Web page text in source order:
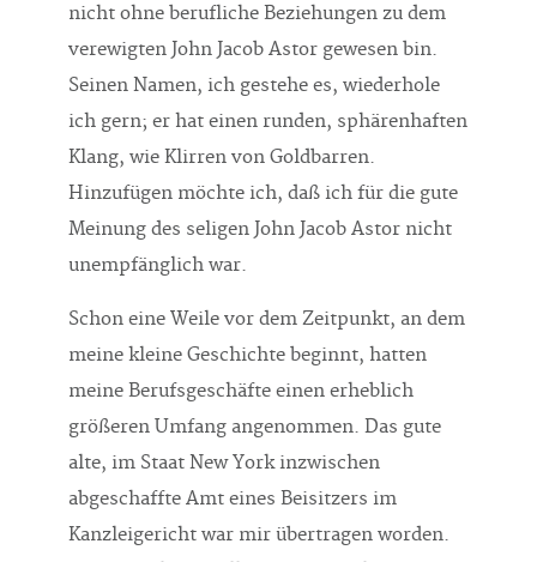
nicht ohne berufliche Beziehungen zu dem
verewigten John Jacob Astor gewesen bin.
Seinen Namen, ich gestehe es, wiederhole
ich gern; er hat einen runden, sphärenhaften
Klang, wie Klirren von Goldbarren.
Hinzufügen möchte ich, daß ich für die gute
Meinung des seligen John Jacob Astor nicht
unempfänglich war.
Schon eine Weile vor dem Zeitpunkt, an dem
meine kleine Geschichte beginnt, hatten
meine Berufsgeschäfte einen erheblich
größeren Umfang angenommen. Das gute
alte, im Staat New York inzwischen
abgeschaffte Amt eines Beisitzers im
Kanzleigericht war mir übertragen worden.